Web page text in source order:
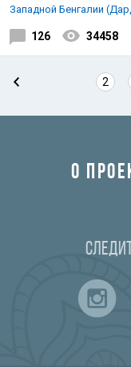
Западной Бенгалии
126 34458
2
О